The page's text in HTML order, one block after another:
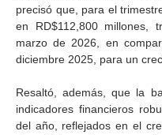
precisó que, para el
en RD$112,800 millones,
marzo de 2026, en
diciembre 2025, para un
Resaltó, además, que la
indicadores financieros
del año, reflejados en el